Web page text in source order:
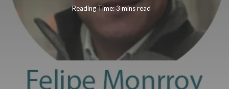
Reading Time: 3 mins read